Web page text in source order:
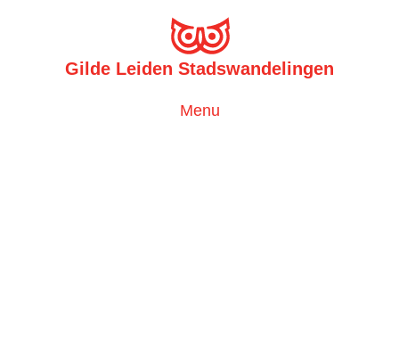
Gilde Leiden Stadswandelingen
Toggle
Menu